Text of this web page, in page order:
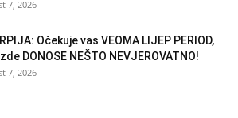
7, 2026
Očekuje vas VEOMA LIJEP PERIOD,
DONOSE NEŠTO NEVJEROVATNO!
7, 2026